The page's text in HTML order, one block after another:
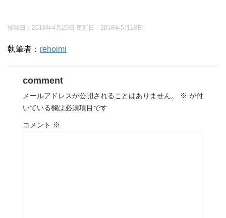
投稿日：2018年4月25日 更新日： 2018年5月18日
執筆者： rehoimi
comment
メールアドレスが公開されることはありません。 ※ が付
いている欄は必須項目です
コメント ※